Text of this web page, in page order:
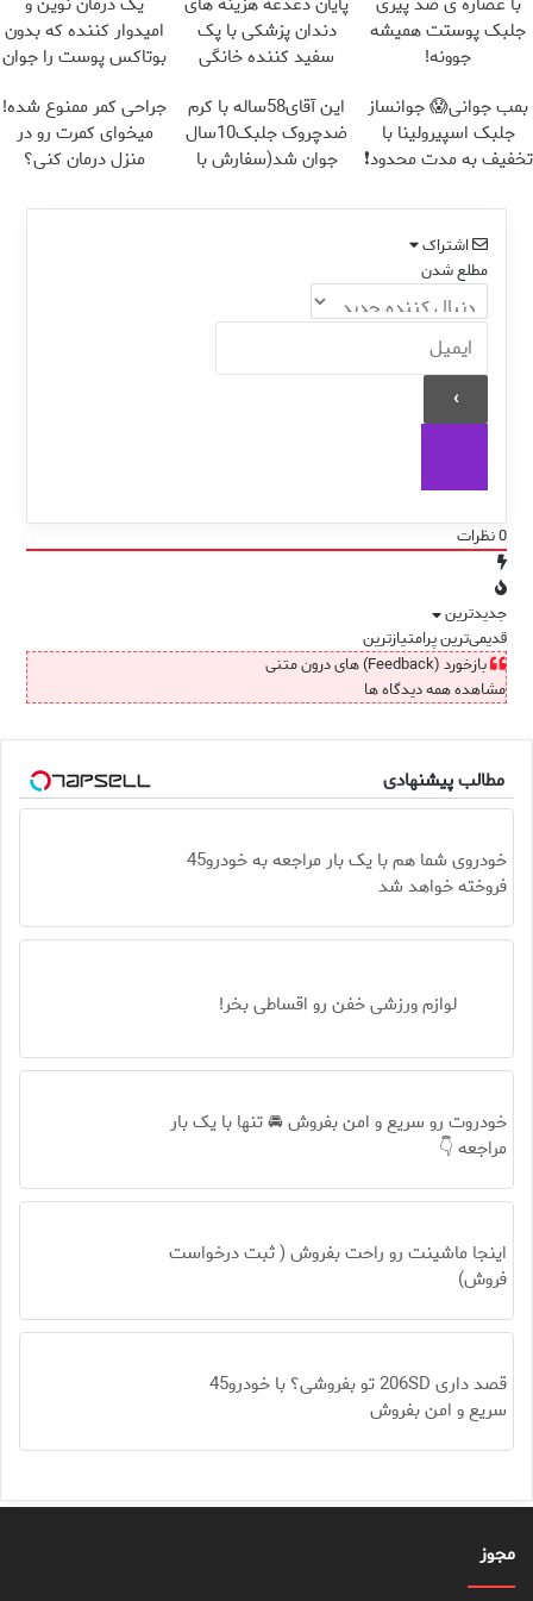
جلبک پوستت همیشه
جوونه!
دندان پزشکی با پک
سفید کننده خانگی
امیدوار کننده که بدون
بوتاکس پوست را جوان
بمب جوانی😱 جوانساز
جلبک اسپیرولینا با
تخفیف به مدت محدود❗
این آقای58ساله با کرم
ضدچروک جلبک10سال
جوان شد(سفارش با
جراحی کمر ممنوع شده!
میخوای کمرت رو در
منزل درمان کنی؟
اشتراک
مطلع شدن
0نظرات
جدیدترین
قدیمی‌ترینپرامتیازترین
بازخورد (Feedback) های درون متنی
مشاهده همه دیدگاه ها
مطالب پیشنهادی
خودروی شما هم با یک بار مراجعه به خودرو45
فروخته خواهد شد
لوازم ورزشی خفن رو اقساطی بخر!
خودروت رو سریع و امن بفروش 🚘 تنها با یک بار
مراجعه 👇
اینجا ماشینت رو راحت بفروش ( ثبت درخواست
فروش)
قصد داری 206SD تو بفروشی؟ با خودرو45
سریع و امن بفروش
مجوز